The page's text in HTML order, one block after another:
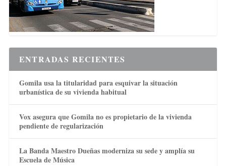
ENTRADAS RECIENTES
Gomila usa la titularidad para esquivar la situación
urbanística de su vivienda habitual
Vox asegura que Gomila no es propietario de la vivienda
pendiente de regularización
La Banda Maestro Dueñas moderniza su sede y amplía su
Escuela de Música